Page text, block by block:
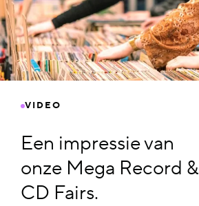
VIDEO
Een impressie van
onze Mega Record &
CD Fairs.